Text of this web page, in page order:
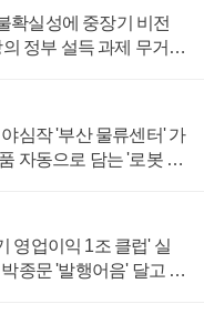
확실성에 중장기 비전
정부 설득 과제 무거워
심작 '부산 물류센터' 가
자동으로 담는 '로봇 40
영업이익 1조 클럽' 실
종문 '발행어음' 달고 연